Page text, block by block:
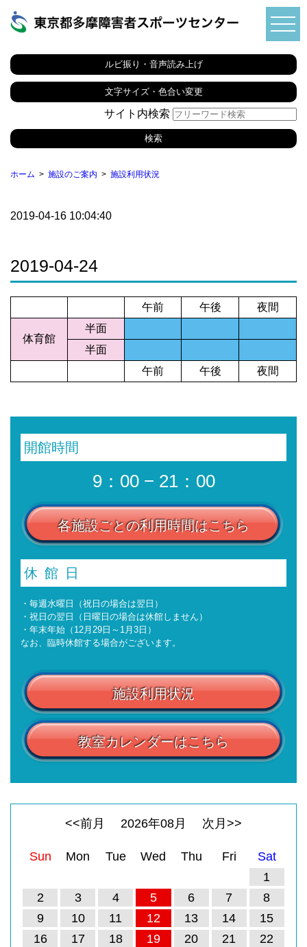
ルビ振り・音声読み上げ
文字サイズ・色合い変更
サイト内検索
ホーム 施設のご案内 施設利用状況
2019-04-16 10:04:40
2019-04-24
午前 午後 夜間
体育館
半面
半面
午前
午後 夜間
開館時間
9：00 − 21：00
各施設ごとの利用時間はこちら
休館日
・毎週水曜日（祝日の場合は翌日）
・祝日の翌日（日曜日の場合は休館しません）
・年末年始（12月29日～1月3日）
なお、臨時休館する場合がございます。
施設利用状況
教室カレンダーはこちら
<<前月 2026年08月 次月>>
Sun Mon Tue Wed Thu Fri
Sat
1
2
3 4 5 6 7
8
9
10 11 12 13 14
15
16
17 18 19 20 21
22